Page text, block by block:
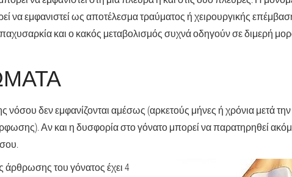
να εμφανιστεί ως αποτέλεσμα τραύματος ή χειρουργικής
και ο κακός μεταβολισμός συχνά οδηγούν σε διμερή
νόσου δεν εμφανίζονται αμέσως (αρκετούς μήνες ή χρόνια μετά
Αν και η δυσφορία στο γόνατο μπορεί να παρατηρηθεί
άρθρωσης του γόνατος έχει 4